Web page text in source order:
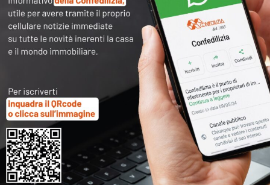
Il punto di riferimento per tutte le questioni che
riguardano lacasae gli immobiliin genere:
condominio,affitti compravendite ,
tasse
, catasto
Piacenza – Via del Tempio, 29 (Piazza della
Prefettura) – tel. 0523.327273